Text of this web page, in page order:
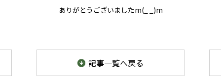
ありがとうございましたm(_ _)m
記事一覧へ戻る